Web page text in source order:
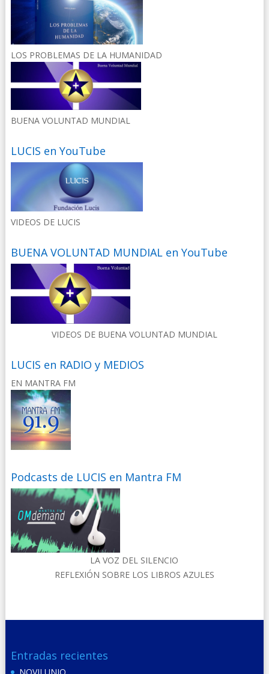
LOS PROBLEMAS DE LA HUMANIDAD
BUENA VOLUNTAD MUNDIAL
LUCIS en YouTube
VIDEOS DE LUCIS
BUENA VOLUNTAD MUNDIAL en YouTube
VIDEOS DE BUENA VOLUNTAD MUNDIAL
LUCIS en RADIO y MEDIOS
EN MANTRA FM
Podcasts de LUCIS en Mantra FM
LA VOZ DEL SILENCIO
REFLEXIÓN SOBRE LOS LIBROS AZULES
Entradas recientes